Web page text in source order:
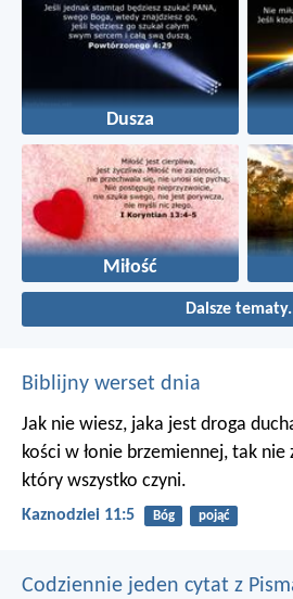
Dusza
Miłość
Dalsze
Biblijny werset dnia
Jak nie wiesz, jaka jest droga
kości w łonie brzemiennej, tak nie
który wszystko czyni.
Kaznodziei 11:5 Bóg pojąć
Codziennie jeden cytat z